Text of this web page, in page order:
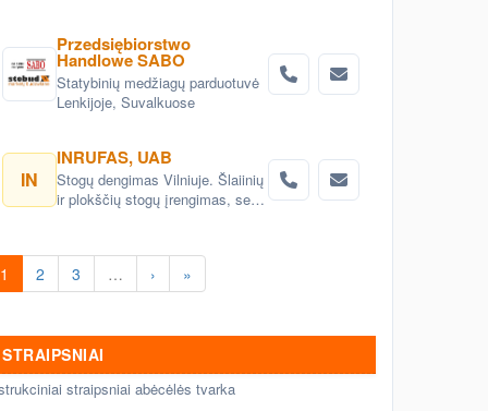
Przedsiębiorstwo
Handlowe SABO
Statybinių medžiagų parduotuvė
Lenkijoje, Suvalkuose
IN
INRUFAS, UAB
Stogų dengimas Vilniuje. Šlaiinių
ir plokščių stogų įrengimas, seno
montavimas Vilnius. stogo
skardinimas Vilniuje. Stogų
remonto darbai, stogo renovacija
1 2 3 … › »
STRAIPSNIAI
straipsniai abėcėlės tvarka